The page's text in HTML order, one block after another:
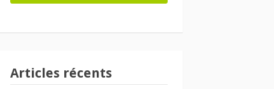
Articles récents